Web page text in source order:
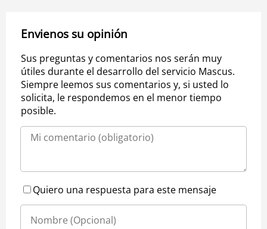
Envienos su opinión
Sus preguntas y comentarios nos serán muy
útiles durante el desarrollo del servicio Mascus.
Siempre leemos sus comentarios y, si usted lo
solicita, le respondemos en el menor tiempo
posible.
Quiero una respuesta para este mensaje